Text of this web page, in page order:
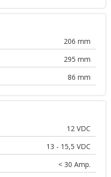
206 mm
295 mm
86 mm
12 VDC
13 - 15,5 VDC
< 30 Amp.